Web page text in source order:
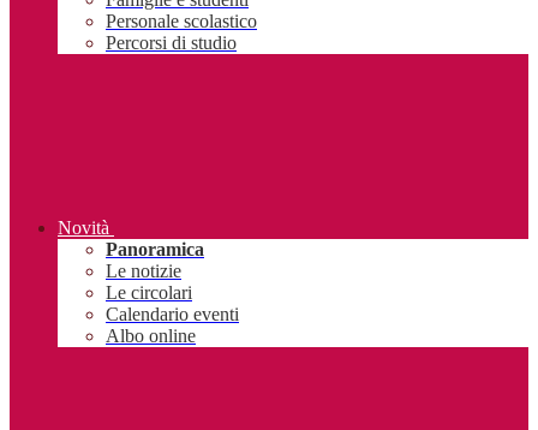
Personale scolastico
Percorsi di studio
Novità
Panoramica
Le notizie
Le circolari
Calendario eventi
Albo online